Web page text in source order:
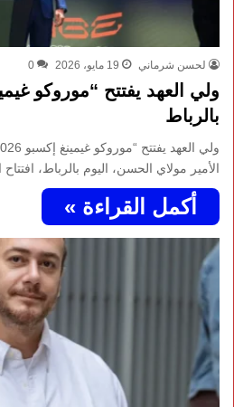
لحسن شرماني 19 مايو، 2026 0
بالرباط
الأمير مولاي الحسن، اليوم بالرباط، افتتاح
أكمل القراءة »